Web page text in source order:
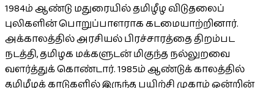
1984ம் ஆண்டு மதுரையில் தமிழீழ விடுதலைப்
புலிகளின் பொறுப்பாளராக கடமையாற்றினார்.
அக்காலத்தில் அரசியல் பிரச்சாரத்தை திறம்பட
நடத்தி, தமிழக மக்களுடன் மிகுந்த நல்லுறவை
வளர்த்துக் கொண்டார். 1985ம் ஆண்டுக் காலத்தில்
தமிழீழக் காடுகளில் இருந்த பயிற்சி முகாம் ஒன்றின்